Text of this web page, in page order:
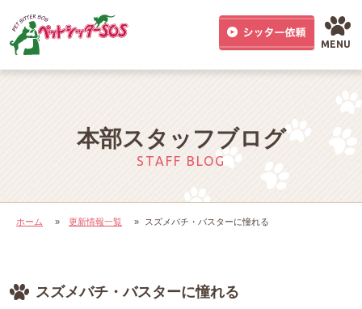
MENU
本部スタッフブログ
STAFF BLOG
ホーム » 更新情報一覧 » スズメバチ・バスターに憧れる
スズメバチ・バスターに憧れる